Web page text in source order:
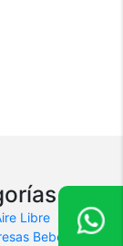
Libre
Bebes